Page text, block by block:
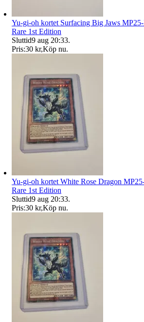
Yu-gi-oh kortet Surfacing Big Jaws
Rare 1st Edition
Sluttid9 aug 20:33.
Pris:30 kr,Köp nu.
Yu-gi-oh kortet White Rose Dragon
Rare 1st Edition
Sluttid9 aug 20:33.
Pris:30 kr,Köp nu.